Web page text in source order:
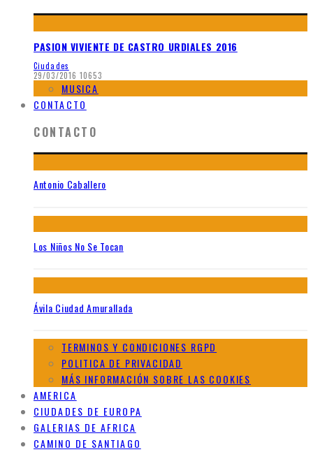
PASION VIVIENTE DE CASTRO URDIALES 2016
Ciudades
29/03/2016 10653
MUSICA
CONTACTO
CONTACTO
Antonio Caballero
Los Niños No Se Tocan
Ávila Ciudad Amurallada
TERMINOS Y CONDICIONES RGPD
POLITICA DE PRIVACIDAD
MÁS INFORMACIÓN SOBRE LAS COOKIES
AMERICA
CIUDADES DE EUROPA
GALERIAS DE AFRICA
CAMINO DE SANTIAGO